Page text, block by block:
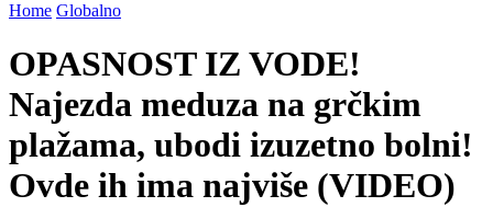
Home Globalno
OPASNOST IZ VODE!
Najezda meduza na grčkim
plažama, ubodi izuzetno bolni!
Ovde ih ima najviše (VIDEO)